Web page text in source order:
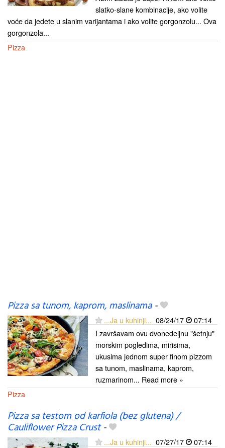
slatko-slane kombinacije, ako volite
voće da jedete u slanim varijantama i ako volite gorgonzolu... Ova
gorgonzola...
Pizza
Pizza sa tunom, kaprom, maslinama-
...Ja u kuhinji... 08/24/17
07:14
I završavam ovu dvonedeljnu "šetnju"
morskim pogledima, mirisima,
ukusima jednom super finom pizzom
sa tunom, maslinama, kaprom,
ruzmarinom... Read more »
Pizza
Pizza sa testom od karfiola (bez glutena) /
Cauliflower Pizza Crust-
...Ja u kuhinji... 07/27/17
07:14